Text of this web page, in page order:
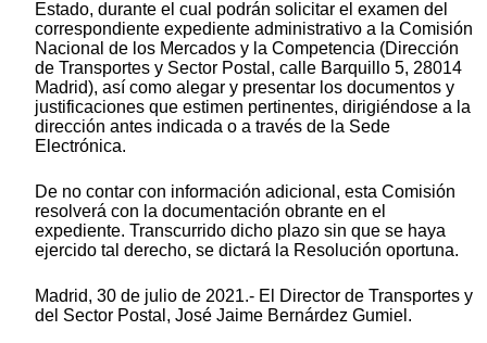
Estado, durante el cual podrán solicitar el examen del
correspondiente expediente administrativo a la Comisión
Nacional de los Mercados y la Competencia (Dirección
de Transportes y Sector Postal, calle Barquillo 5, 28014
Madrid), así como alegar y presentar los documentos y
justificaciones que estimen pertinentes, dirigiéndose a la
dirección antes indicada o a través de la Sede
Electrónica.
De no contar con información adicional, esta Comisión
resolverá con la documentación obrante en el
expediente. Transcurrido dicho plazo sin que se haya
ejercido tal derecho, se dictará la Resolución oportuna.
Madrid, 30 de julio de 2021.- El Director de Transportes y
del Sector Postal, José Jaime Bernárdez Gumiel.